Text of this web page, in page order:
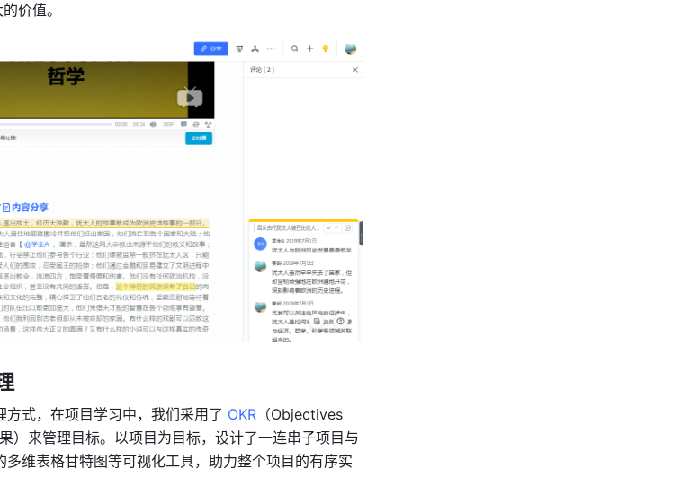
价值。
式，在项目学习中，我们采用了 OKR （Objectives
）来管理目标。以项目为目标，设计了一连串子项目与
维表格甘特图等可视化工具，助力整个项目的有序实